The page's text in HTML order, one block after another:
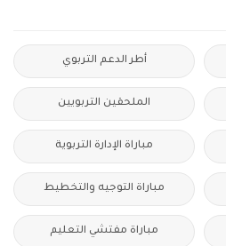
أطر الدعم التربوي
الملحقين التربويين
مباراة الإدارة التربوية
مباراة التوجيه والتخطيط
مباراة مفتشي التعليم